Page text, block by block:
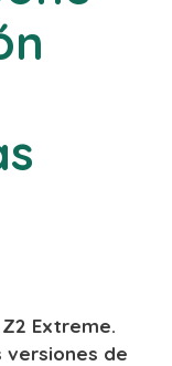
Extreme.
versiones de